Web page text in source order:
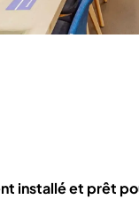
installé et prêt